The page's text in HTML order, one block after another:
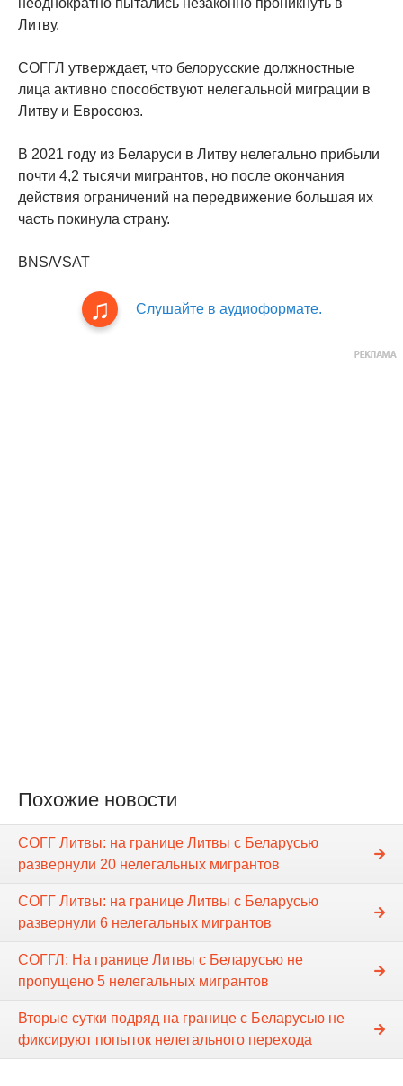
неоднократно пытались незаконно проникнуть в
Литву.
СОГГЛ утверждает, что белорусские должностные
лица активно способствуют нелегальной миграции в
Литву и Евросоюз.
В 2021 году из Беларуси в Литву нелегально прибыли
почти 4,2 тысячи мигрантов, но после окончания
действия ограничений на передвижение большая их
часть покинула страну.
BNS/VSAT
Слушайте в аудиоформате.
Похожие новости
СОГГ Литвы: на границе Литвы с Беларусью
развернули 20 нелегальных мигрантов
СОГГ Литвы: на границе Литвы с Беларусью
развернули 6 нелегальных мигрантов
СОГГЛ: На границе Литвы с Беларусью не
пропущено 5 нелегальных мигрантов
Вторые сутки подряд на границе с Беларусью не
фиксируют попыток нелегального перехода